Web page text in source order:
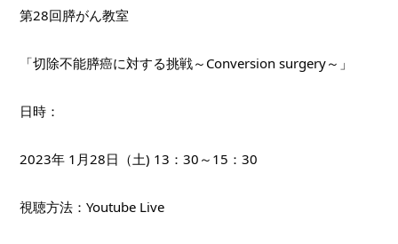
第28回膵がん教室
「切除不能膵癌に対する挑戦～Conversion surgery～」
日時：
2023年 1月28日（土) 13：30～15：30
視聴方法：Youtube Live